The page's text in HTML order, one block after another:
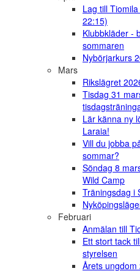
Lag till
22:15)
Klubbkläder -
sommaren
Nybörjarkurs
Mars
Rikslägret
Tisdag 31
Lär känna ny
Laraia!
Vill du jobba
sommar?
Söndag 8
Wild Camp
Träningsdag i
Februari
Anmälan till
Ett stort tack
styrelsen
Årets ungdom